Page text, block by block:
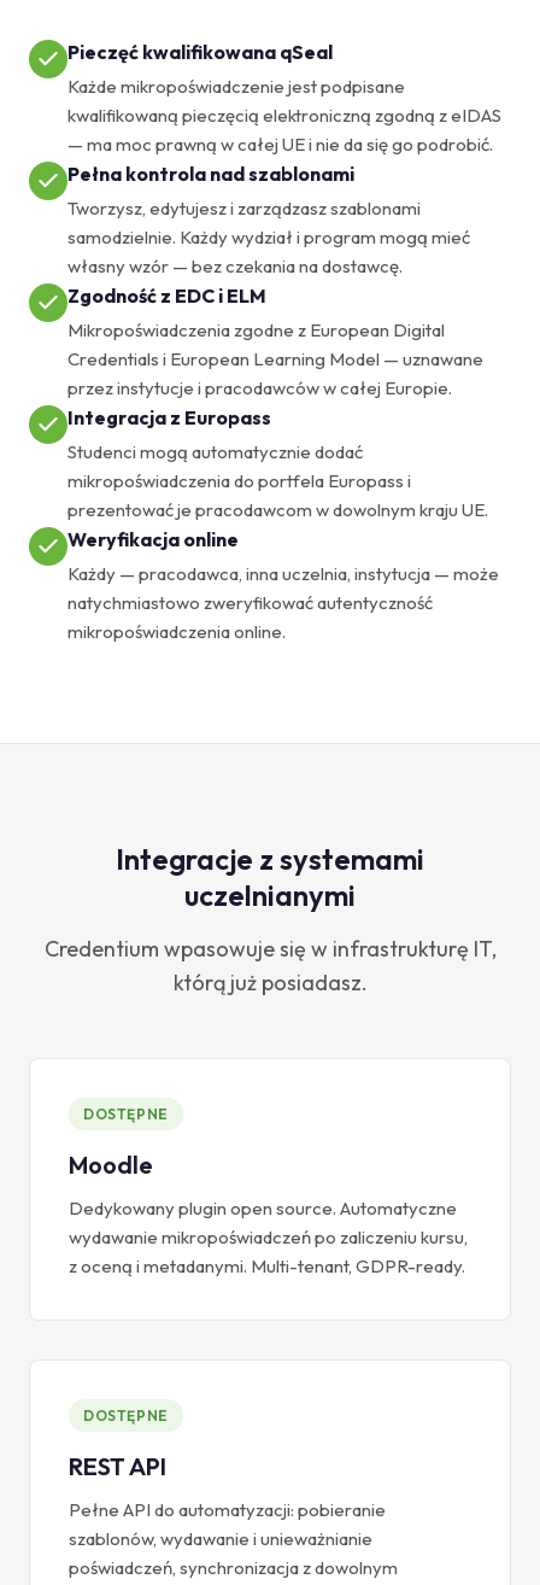
Pieczęć kwalifikowana qSeal
Każde mikropoświadczenie jest podpisane
kwalifikowaną pieczęcią elektroniczną zgodną z eIDAS
— ma moc prawną w całej UE i nie da się go podrobić.
Pełna kontrola nad szablonami
Tworzysz, edytujesz i zarządzasz szablonami
samodzielnie. Każdy wydział i program mogą mieć
własny wzór — bez czekania na dostawcę.
Zgodność z EDC i ELM
Mikropoświadczenia zgodne z European Digital
Credentials i European Learning Model — uznawane
przez instytucje i pracodawców w całej Europie.
Integracja z Europass
Studenci mogą automatycznie dodać
mikropoświadczenia do portfela Europass i
prezentować je pracodawcom w dowolnym kraju UE.
Weryfikacja online
Każdy — pracodawca, inna uczelnia, instytucja — może
natychmiastowo zweryfikować autentyczność
mikropoświadczenia online.
Integracje z systemami
uczelnianymi
Credentium wpasowuje się w infrastrukturę IT,
którą już posiadasz.
DOSTĘPNE
Moodle
Dedykowany plugin open source. Automatyczne
wydawanie mikropoświadczeń po zaliczeniu kursu,
z oceną i metadanymi. Multi-tenant, GDPR-ready.
DOSTĘPNE
REST API
Pełne API do automatyzacji: pobieranie
szablonów, wydawanie i unieważnianie
poświadczeń, synchronizacja z dowolnym